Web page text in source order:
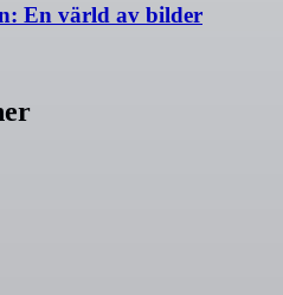
En värld av bilder